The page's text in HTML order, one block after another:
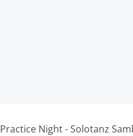
Practice Night - Solotanz